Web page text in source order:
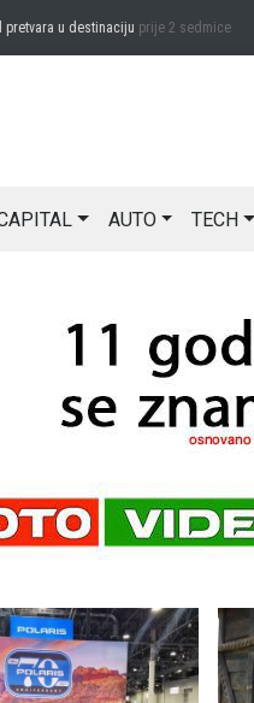
u destinacijuprije 2 sedmice
AUTO TECH